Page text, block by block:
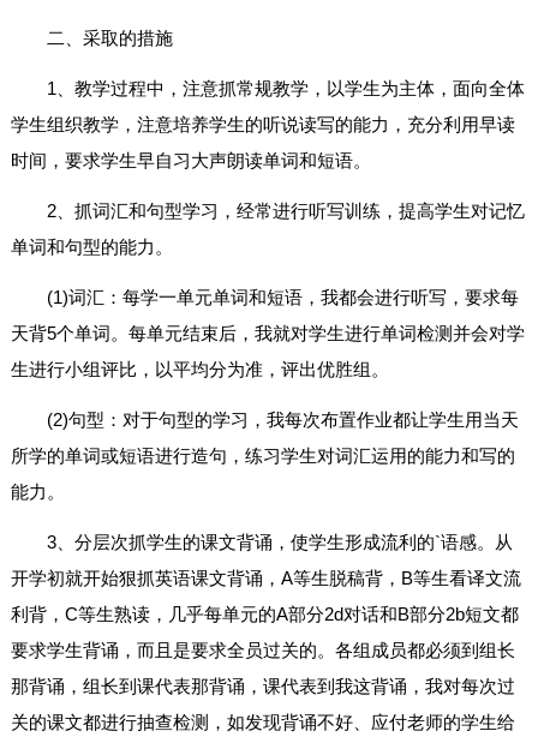
二、采取的措施
1、教学过程中，注意抓常规教学，以学生为主体，面向全体
学生组织教学，注意培养学生的听说读写的能力，充分利用早读
时间，要求学生早自习大声朗读单词和短语。
2、抓词汇和句型学习，经常进行听写训练，提高学生对记忆
单词和句型的能力。
(1)词汇：每学一单元单词和短语，我都会进行听写，要求每
天背5个单词。每单元结束后，我就对学生进行单词检测并会对学
生进行小组评比，以平均分为准，评出优胜组。
(2)句型：对于句型的学习，我每次布置作业都让学生用当天
所学的单词或短语进行造句，练习学生对词汇运用的能力和写的
能力。
3、分层次抓学生的课文背诵，使学生形成流利的`语感。从
开学初就开始狠抓英语课文背诵，A等生脱稿背，B等生看译文流
利背，C等生熟读，几乎每单元的A部分2d对话和B部分2b短文都
要求学生背诵，而且是要求全员过关的。各组成员都必须到组长
那背诵，组长到课代表那背诵，课代表到我这背诵，我对每次过
关的课文都进行抽查检测，如发现背诵不好、应付老师的学生给